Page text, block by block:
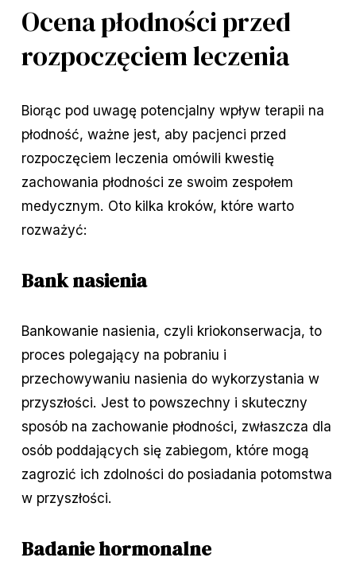
Ocena płodności przed
rozpoczęciem leczenia
Biorąc pod uwagę potencjalny wpływ terapii na
płodność, ważne jest, aby pacjenci przed
rozpoczęciem leczenia omówili kwestię
zachowania płodności ze swoim zespołem
medycznym. Oto kilka kroków, które warto
rozważyć:
Bank nasienia
Bankowanie nasienia, czyli kriokonserwacja, to
proces polegający na pobraniu i
przechowywaniu nasienia do wykorzystania w
przyszłości. Jest to powszechny i skuteczny
sposób na zachowanie płodności, zwłaszcza dla
osób poddających się zabiegom, które mogą
zagrozić ich zdolności do posiadania potomstwa
w przyszłości.
Badanie hormonalne